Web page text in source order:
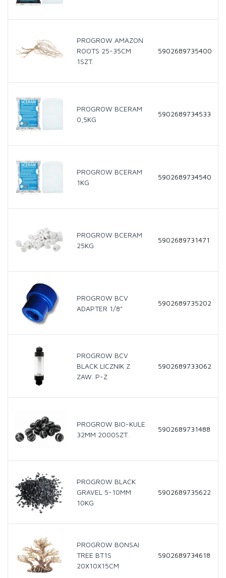
PROGROW AMAZON
ROOTS 25-35CM
1SZT.
5902689735400
PROGROW BCERAM
0,5KG
5902689734533
PROGROW BCERAM
1KG
5902689734540
PROGROW BCERAM
25KG
5902689731471
PROGROW BCV
ADAPTER 1/8"
5902689735202
PROGROW BCV
BLACK LICZNIK Z
ZAW. P-Z
5902689733062
PROGROW BIO-KULE
32MM 2000SZT.
5902689731488
PROGROW BLACK
GRAVEL 5-10MM
10KG
5902689735622
PROGROW BONSAI
TREE BT1S
20X10X15CM
5902689734618